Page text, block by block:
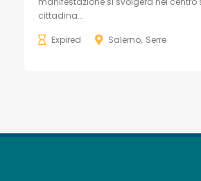
cittadina...
Expired Salerno Serre